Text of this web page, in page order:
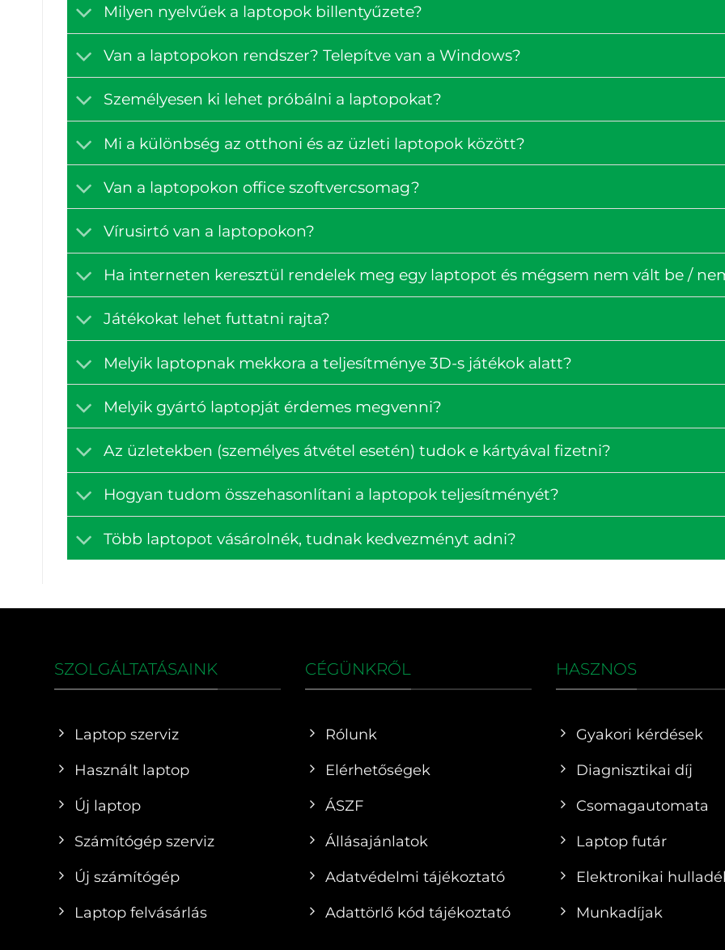
Milyen nyelvűek a laptopok billentyűzete?
Van a laptopokon rendszer? Telepítve van a Windows?
Személyesen ki lehet próbálni a laptopokat?
Mi a különbség az otthoni és az üzleti laptopok között?
Van a laptopokon office szoftvercsomag?
Vírusirtó van a laptopokon?
Ha interneten keresztül rendelek meg egy laptopot és mégsem nem vált be /
Játékokat lehet futtatni rajta?
Melyik laptopnak mekkora a teljesítménye 3D-s játékok alatt?
Melyik gyártó laptopját érdemes megvenni?
Az üzletekben (személyes átvétel esetén) tudok e kártyával fizetni?
Hogyan tudom összehasonlítani a laptopok teljesítményét?
Több laptopot vásárolnék, tudnak kedvezményt adni?
SZOLGÁLTATÁSAINK
Laptop szerviz
Használt laptop
Új laptop
Számítógép szerviz
Új számítógép
Laptop felvásárlás
CÉGÜNKRŐL
Rólunk
Elérhetőségek
ÁSZF
Állásajánlatok
Adatvédelmi tájékoztató
Adattörlő kód tájékoztató
HASZNOS
Gyakori kérdések
Diagnisztikai díj
Csomagautomata
Laptop futár
Elektronikai
Munkadíjak